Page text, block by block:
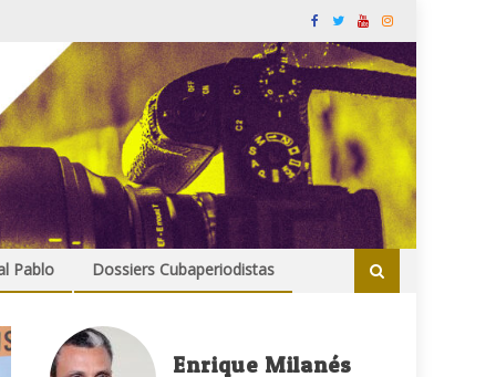
Pablo Dossiers Cubaperiodistas
Enrique Milanés